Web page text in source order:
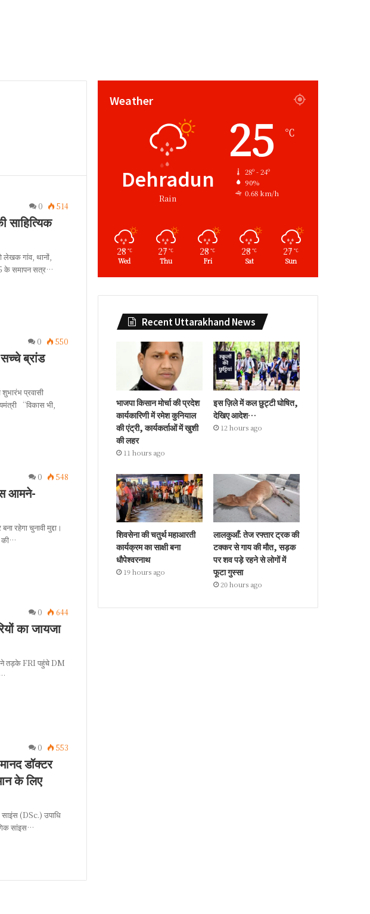
0 514
साहित्यिक
लेखक गांव, थानों,
के समापन सत्र…
0 550
ब्रांड
प्रवासी
“विकास भी,
0 548
आमने-
रहेगा चुनावी मुद्दा।
की…
0 644
का जायजा
लेने तड़के FRI पहुंचे DM
0 553
डॉक्टर
के लिए
साइंस (DSc.) उपाधि
सांइस…
Weather
Dehradun
Rain
25 ℃
28º - 24º
90%
0.68 km/h
28 ℃
Wed
27 ℃
Thu
28 ℃
Fri
28 ℃
Sat
27 ℃
Sun
Recent Uttarakhand News
भाजपा किसान मोर्चा की प्रदेश
कार्यकारिणी में रमेश कुनियाल
की एंट्री, कार्यकर्ताओं में खुशी
की लहर
11 hours ago
इस ज़िले में कल छुट्टी घोषित,
देखिए आदेश…
12 hours ago
शिवसेना की चतुर्थ महाआरती
कार्यक्रम का साक्षी बना
धौपेश्वरनाथ
19 hours ago
लालकुआँ: तेज रफ्तार ट्रक की
टक्कर से गाय की मौत, सड़क
पर शव पड़े रहने से लोगों में
फूटा गुस्सा
20 hours ago